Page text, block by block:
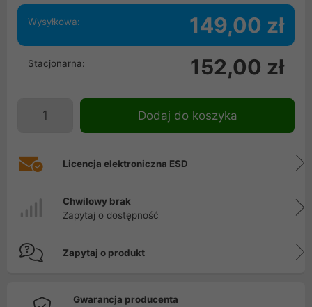
Wysyłkowa: 149,00 zł
Stacjonarna: 152,00 zł
Dodaj do koszyka
Licencja elektroniczna ESD
Chwilowy brak
Zapytaj o dostępność
Zapytaj o produkt
Gwarancja producenta